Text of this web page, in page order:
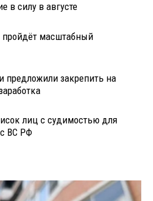
в силу в августе
пройдёт масштабный
предложили закрепить на
лиц с судимостью для
ВС РФ